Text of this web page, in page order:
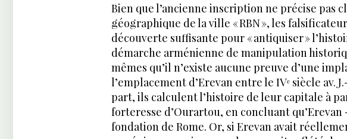
Bien que l’ancienne inscription ne précise pas
géographique de la ville « RBN », les
découverte suffisante pour « antiquiser »
démarche arménienne de manipulation
mêmes qu’il n’existe aucune preuve d’une
l’emplacement d’Erevan entre le IVᵉ siècle av.
part, ils calculent l’histoire de leur capitale à
forteresse d’Ourartou, en concluant
fondation de Rome. Or, si Erevan avait